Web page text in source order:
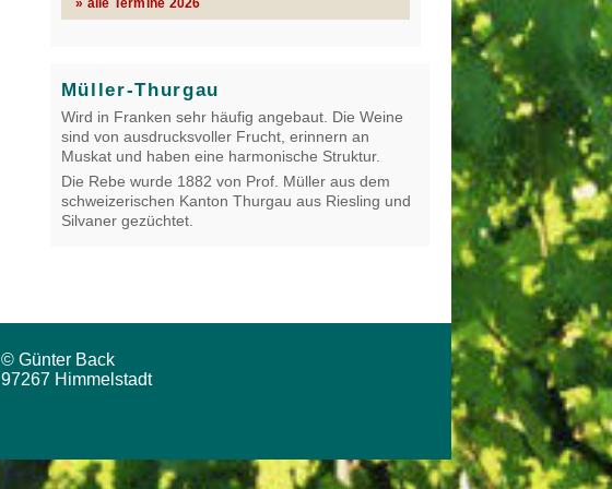
» alle Termine 2026
Müller-Thurgau
Wird in Franken sehr häufig angebaut. Die Weine
sind von ausdrucksvoller Frucht, erinnern an
Muskat und haben eine harmonische Struktur.
Die Rebe wurde 1882 von Prof. Müller aus dem
schweizerischen Kanton Thurgau aus Riesling und
Silvaner gezüchtet.
© Günter Back
97267 Himmelstadt